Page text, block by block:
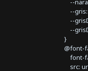
--
--gris:
--
--
}
@font-
font-
src: